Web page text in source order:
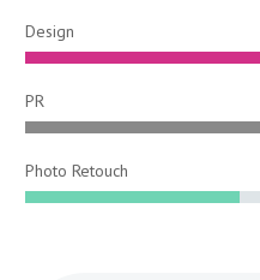
Design
PR
Photo Retouch